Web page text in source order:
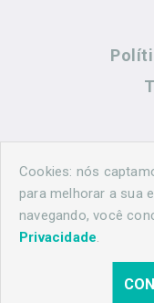
Cookies: nós
para melhorar a sua
navegando, você
Privacidade.